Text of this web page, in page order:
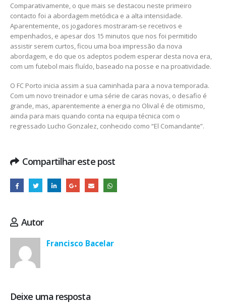
Comparativamente, o que mais se destacou neste primeiro
contacto foi a abordagem metódica e a alta intensidade.
Aparentemente, os jogadores mostraram-se recetivos e
empenhados, e apesar dos 15 minutos que nos foi permitido
assistir serem curtos, ficou uma boa impressão da nova
abordagem, e do que os adeptos podem esperar desta nova era,
com um futebol mais fluído, baseado na posse e na proatividade.
O FC Porto inicia assim a sua caminhada para a nova temporada.
Com um novo treinador e uma série de caras novas, o desafio é
grande, mas, aparentemente a energia no Olival é de otimismo,
ainda para mais quando conta na equipa técnica com o
regressado Lucho Gonzalez, conhecido como “El Comandante”.
Compartilhar este post
Autor
Francisco Bacelar
Deixe uma resposta